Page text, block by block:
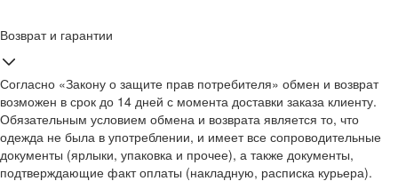
Возврат и гарантии
Согласно «Закону о защите прав потребителя» обмен и возврат
возможен в срок до 14 дней с момента доставки заказа клиенту.
Обязательным условием обмена и возврата является то, что
одежда не была в употреблении, и имеет все сопроводительные
документы (ярлыки, упаковка и прочее), а также документы,
подтверждающие факт оплаты (накладную, расписка курьера).